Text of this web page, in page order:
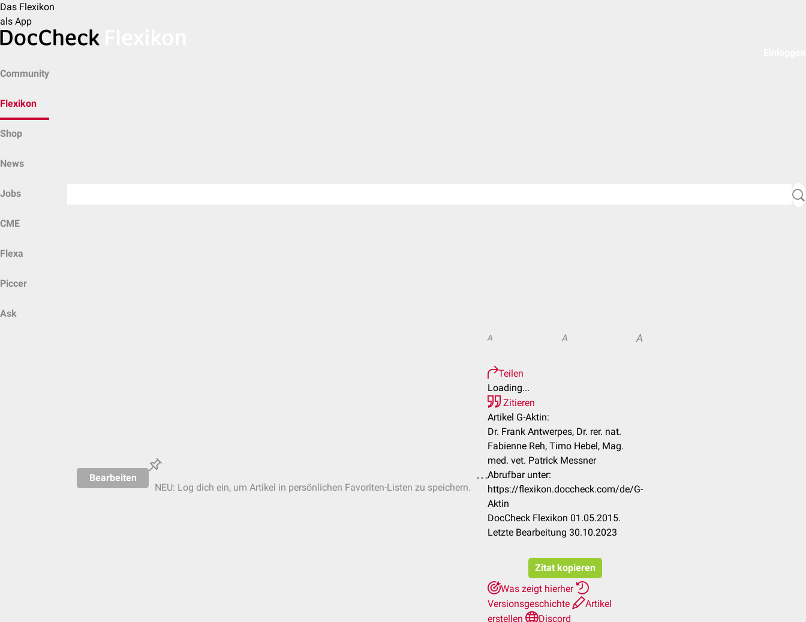
Das Flexikon
als App
Community
Flexikon
Shop
News
Jobs
CME
Flexa
Piccer
Ask
Bearbeiten
NEU: Log dich ein, um Artikel in persönlichen Favoriten-Listen zu speichern.
A A A
Teilen
Loading...
Zitieren
Artikel G-Aktin:
Dr. Frank Antwerpes, Dr. rer. nat.
Fabienne Reh, Timo Hebel, Mag.
med. vet. Patrick Messner
Abrufbar unter:
https://flexikon.doccheck.com/de/G-
Aktin
DocCheck Flexikon 01.05.2015.
Letzte Bearbeitung 30.10.2023
Zitat kopieren
Was zeigt hierher
Versionsgeschichte
Artikel
erstellen
Discord